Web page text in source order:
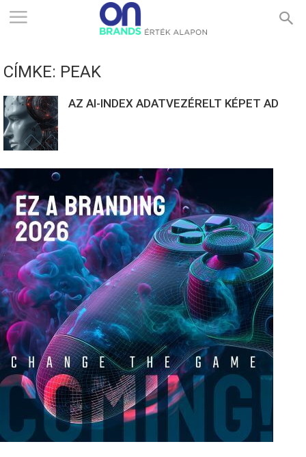
ONBRANDS
ÉRTÉK
ALAPON
CÍMKE: PEAK
AZ AI-INDEX ADATVEZÉRELT KÉPET AD